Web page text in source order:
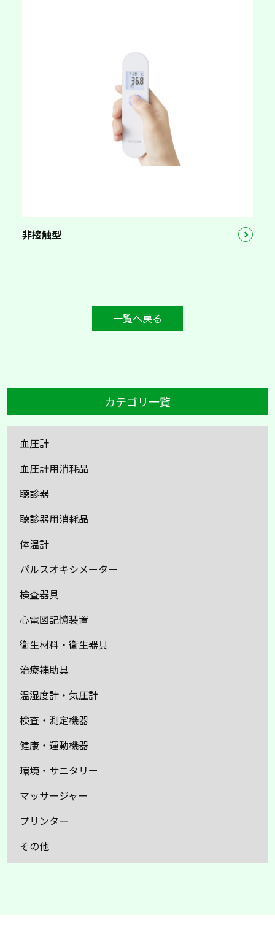
非接触型
一覧へ戻る
カテゴリ一覧
血圧計
血圧計用消耗品
聴診器
聴診器用消耗品
体温計
パルスオキシメーター
検査器具
心電図記憶装置
衛生材料・衛生器具
治療補助具
温湿度計・気圧計
検査・測定機器
健康・運動機器
環境・サニタリー
マッサージャー
プリンター
その他